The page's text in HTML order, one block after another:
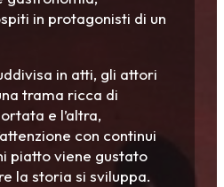
in protagonisti di un
in atti, gli attori
trama ricca di
e l’altra,
con continui
piatto viene gustato
la storia si sviluppa.